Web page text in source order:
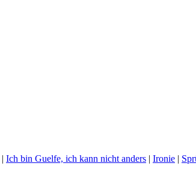
| Ich bin Guelfe, ich kann nicht anders | Ironie |